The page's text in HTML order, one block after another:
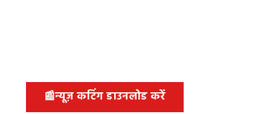
📰न्यूज़ कटिंग डाउनलोड करें